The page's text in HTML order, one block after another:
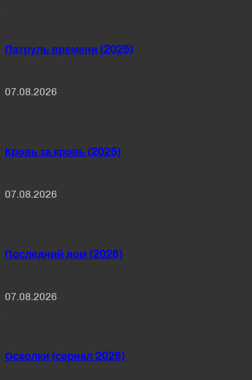
Патруль времени (2025)
07.08.2026
Кровь за кровь (2025)
07.08.2026
Последний дом (2026)
07.08.2026
Осколки (сериал 2026)